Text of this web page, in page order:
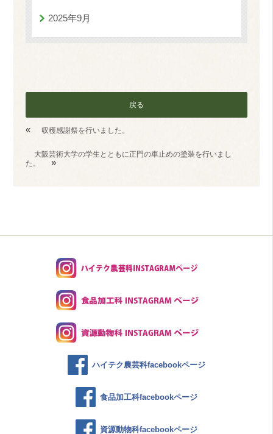
2025年9月
戻る
« 収穫感謝祭を行いました。
大阪芸術大学の学生とともに正門の車止めの塗装を行いまし
た。
»
ハイテク農芸科facebookページ
食品加工科facebookページ
資源動物科facebookページ